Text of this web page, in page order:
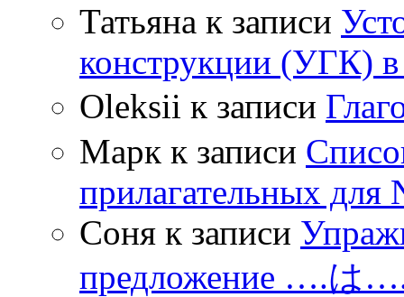
Татьяна к записи
конструкции (УГК) в
Oleksii к записи
Марк к записи
прилагательных для
Соня к записи
предложение ….は